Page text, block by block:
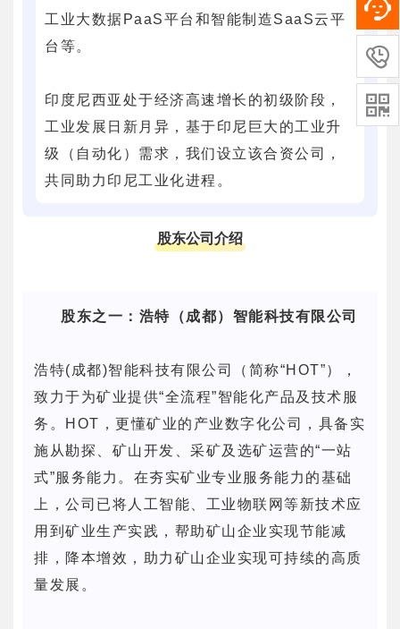
工业大数据PaaS平台和智能制造SaaS云平
台等。
印度尼西亚处于经济高速增长的初级阶段，
工业发展日新月异，基于印尼巨大的工业升
级（自动化）需求 ，我们设立该合资公司，
共同助力印尼工业化进程。
股东公司介绍
股东之一：浩特（成都）智能科技有限公司
浩特(成都)智能科技有限公司（简称“HOT”），
致力于为矿业提供“全流程”智能化产品及技术服
务。HOT，更懂矿业的产业数字化公司，具备实
施从勘探、矿山开发、采矿及选矿运营的“一站
式”服务能力。在夯实矿业专业服务能力的基础
上，公司已将人工智能、工业物联网等新技术应
用到矿业生产实践，帮助矿山企业实现节能减
排，降本增效，助力矿山企业实现可持续的高质
量发展。

